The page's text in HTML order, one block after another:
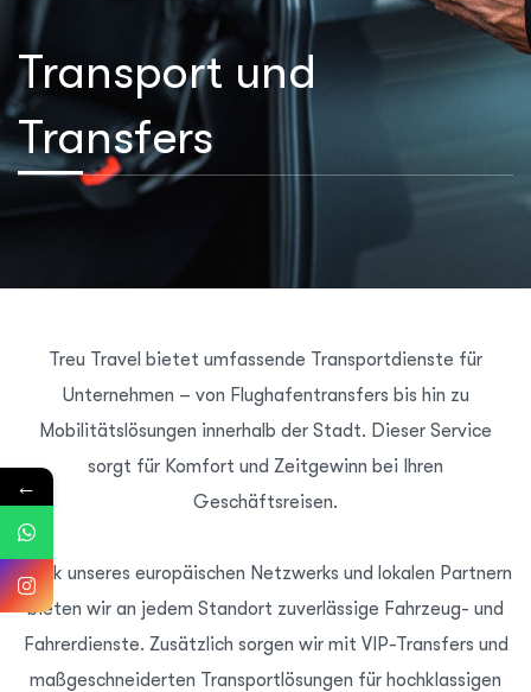
Transport und
Transfers
Treu Travel bietet umfassende Transportdienste für
Unternehmen – von Flughafentransfers bis hin zu
Mobilitätslösungen innerhalb der Stadt. Dieser Service
sorgt für Komfort und Zeitgewinn bei Ihren
Geschäftsreisen.
Dank unseres europäischen Netzwerks und lokalen Partnern
bieten wir an jedem Standort zuverlässige Fahrzeug- und
Fahrerdienste. Zusätzlich sorgen wir mit VIP-Transfers und
maßgeschneiderten Transportlösungen für hochklassigen
←